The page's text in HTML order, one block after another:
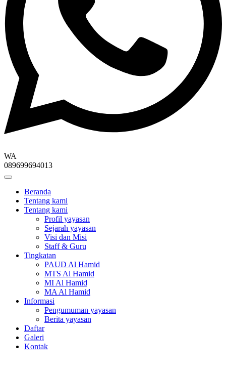
WA
089699694013
Beranda
Tentang kami
Tentang kami
Profil yayasan
Sejarah yayasan
Visi dan Misi
Staff & Guru
Tingkatan
PAUD Al Hamid
MTS Al Hamid
MI Al Hamid
MA Al Hamid
Informasi
Pengumuman yayasan
Berita yayasan
Daftar
Galeri
Kontak